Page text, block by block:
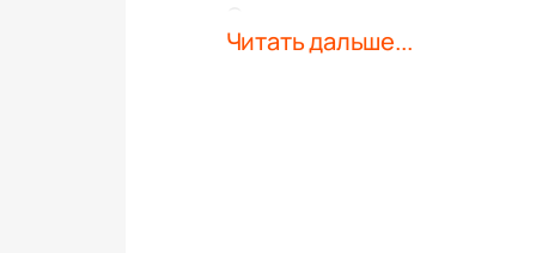
«Кто такая Мэри?» — новое шоу
Читать дальше...